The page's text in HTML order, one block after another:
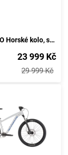
Kona HONZO Horské kolo, světle zelená
23 999 Kč
29 999 Kč